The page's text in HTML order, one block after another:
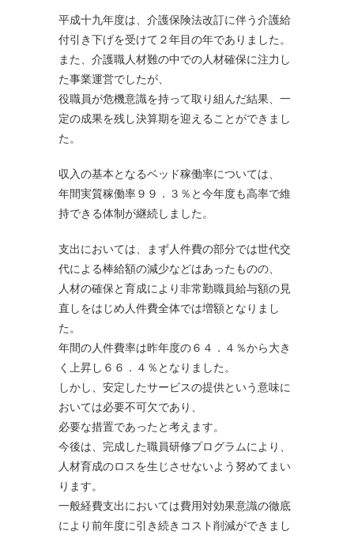
平成十九年度は、介護保険法改訂に伴う介護給
付引き下げを受けて２年目の年でありました。
また、介護職人材難の中での人材確保に注力し
た事業運営でしたが、
役職員が危機意識を持って取り組んだ結果、一
定の成果を残し決算期を迎えることができまし
た。
収入の基本となるベッド稼働率については、
年間実質稼働率９９．３％と今年度も高率で維
持できる体制が継続しました。
支出においては、まず人件費の部分では世代交
代による棒給額の減少などはあったものの、
人材の確保と育成により非常勤職員給与額の見
直しをはじめ人件費全体では増額となりまし
た。
年間の人件費率は昨年度の６４．４％から大き
く上昇し６６．４％となりました。
しかし、安定したサービスの提供という意味に
おいては必要不可欠であり、
必要な措置であったと考えます。
今後は、完成した職員研修プログラムにより、
人材育成のロスを生じさせないよう努めてまい
ります。
一般経費支出においては費用対効果意識の徹底
により前年度に引き続きコスト削減ができまし